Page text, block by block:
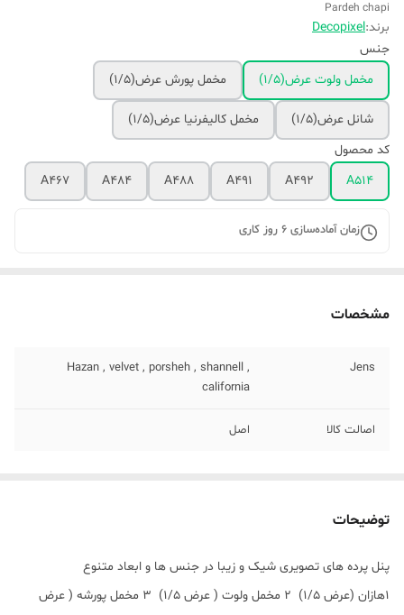
Pardeh chapi
برند:Decopixel
جنس
مخمل ولوت عرض(۱/۵)
مخمل پورش عرض(۱/۵)
شانل عرض(۱/۵)
مخمل کالیفرنیا عرض(۱/۵)
کد محصول
A514
A492
A491
A488
A484
A467
زمان آماده‌سازی 6 روز کاری
مشخصات
Jens
Hazan , velvet , porsheh , shannell ,
california
اصالت کالا اصل
توضیحات
پنل پرده های تصویری شیک و زیبا در جنس ها و ابعاد متنوع
۱هازان (عرض ۱/۵) ۲ مخمل ولوت ( عرض ۱/۵) ۳ مخمل پورشه ( عرض